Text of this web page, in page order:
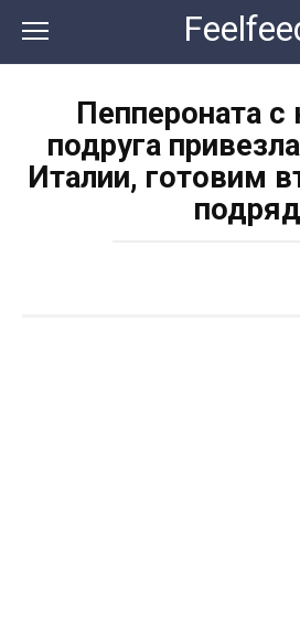
контенту
Пеппероната с
подруга
Италии, готовим
подряд